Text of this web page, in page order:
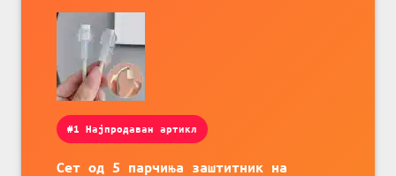
#1 Најпродаван артикл
Сет од 5 парчиња заштитник на